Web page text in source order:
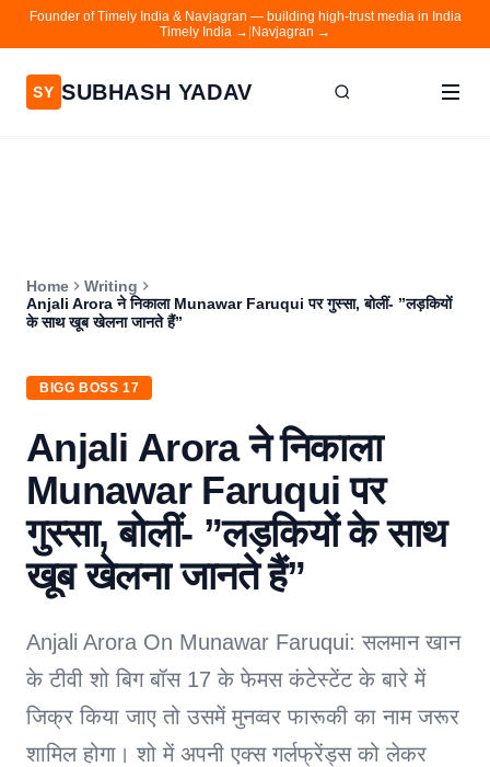
Founder of Timely India & Navjagran — building high-trust media in India
Timely India → Navjagran →
SY SUBHASH YADAV
Contact
Navjagran
Home
Writing
Anjali Arora ने निकाला Munawar Faruqui पर गुस्सा, बोलीं- ”लड़कियों
के साथ खूब खेलना जानते हैं”
BIGG BOSS 17
Anjali Arora ने निकाला
Munawar Faruqui पर
गुस्सा, बोलीं- ”लड़कियों के साथ
खूब खेलना जानते हैं”
Anjali Arora On Munawar Faruqui: सलमान खान
के टीवी शो बिग बॉस 17 के फेमस कंटेस्टेंट के बारे में
जिक्र किया जाए तो उसमें मुनव्वर फारूकी का नाम जरूर
शामिल होगा। शो में अपनी एक्स गर्लफ्रेंड्स को लेकर